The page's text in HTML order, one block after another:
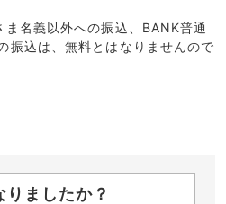
名義以外への振込、BANK普通
振込は、無料とはなりませんので
りましたか？